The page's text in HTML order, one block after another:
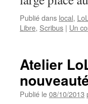
Publié dans local,
Libre, Scribus | Un
Atelier
Publié le08/10/2013